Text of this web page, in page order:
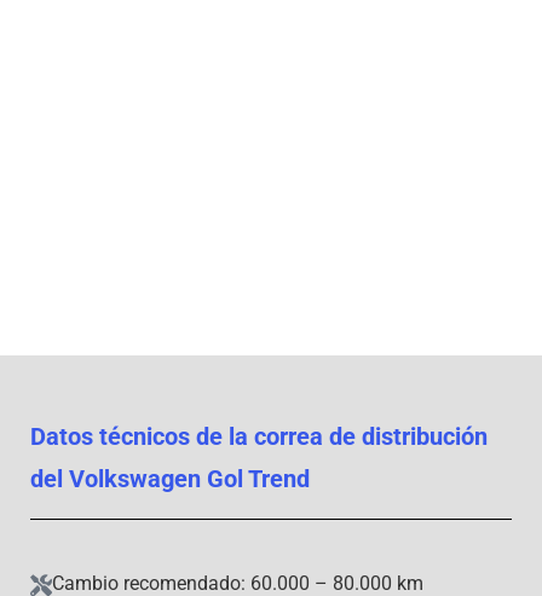
Datos técnicos de la correa de distribución
del Volkswagen Gol Trend
Cambio recomendado: 60.000 – 80.000 km